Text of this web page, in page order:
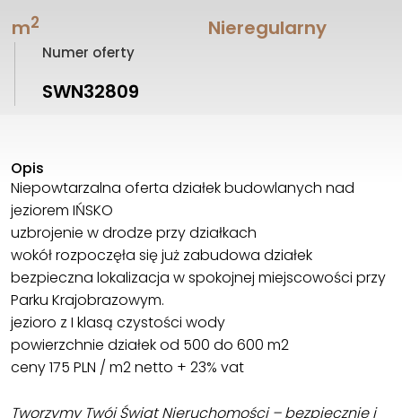
m2 Nieregularny
Numer oferty
SWN32809
Opis
Niepowtarzalna oferta działek budowlanych nad
jeziorem IŃSKO
uzbrojenie w drodze przy działkach
wokół rozpoczęła się już zabudowa działek
bezpieczna lokalizacja w spokojnej miejscowości przy
Parku Krajobrazowym.
jezioro z I klasą czystości wody
powierzchnie działek od 500 do 600 m2
ceny 175 PLN / m2 netto + 23% vat
Tworzymy Twój Świat Nieruchomości – bezpiecznie i